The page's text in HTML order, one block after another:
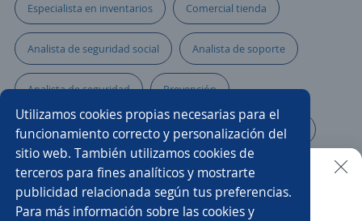
Utilizamos cookies propias necesarias para el
funcionamiento correcto y personalización del
sitio web. También utilizamos cookies de
terceros para fines analíticos y mostrarte
publicidad relacionada según tus preferencias.
Para más información sobre las cookies y
Especialista en inventarios Comercial tienda
Analista de seguridad social Analista de soporte
Analista de seguridad Prevención
Asesor/a comercial punto de venta Técnico analista
Consultor/a ti Analista de gestión
Asesor/a de cartera Analista de comercio internacional
Buscar es más fácil en la app